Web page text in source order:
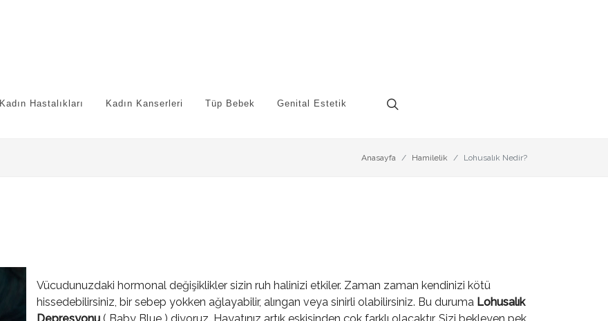
Kadın Hastalıkları Kadın Kanserleri Tüp Bebek Genital Estetik
Anasayfa Hamilelik Lohusalık Nedir?
Vücudunuzdaki hormonal değişiklikler sizin ruh halinizi etkiler. Zaman zaman kendinizi kötü
hissedebilirsiniz, bir sebep yokken ağlayabilir, alıngan veya sinirli olabilirsiniz. Bu duruma Lohusalık